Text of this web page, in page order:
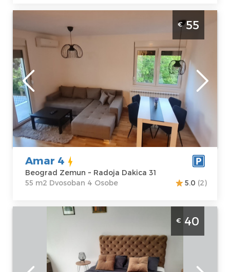
Zemun. Nalazi se u mirnom delu Zemuna i
namenjen za udoban boravak do 4 osobe.
Beograd
Lokacija:
Beograd Zemun
Adresa:Radoja
Dakica 31
Cena55 €
4
Kvadratura :55
m2
Struktura :
Dvosoban
€55
Amar 4
Beograd Zemun ~ Radoja Dakica 31
55 m2 Dvosoban 4 Osobe
5.0 (2)
Jednosoban Apartman Magistar Beograd
Zemuna za 3 osobe
Beograd
€ 40